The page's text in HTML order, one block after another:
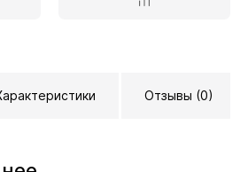
Отзывы (0)